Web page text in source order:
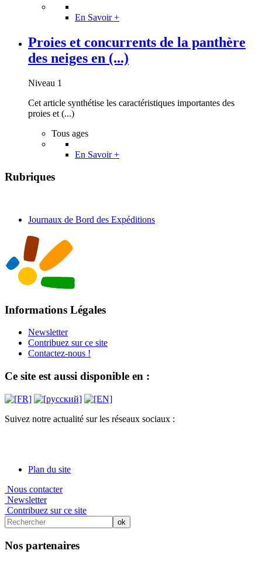
En Savoir +
Proies et concurrents de la panthère
des neiges en (...)
Niveau 1
Cet article synthétise les caractéristiques importantes des
proies et (...)
Tous ages
En Savoir +
Rubriques
Journaux de Bord des Expéditions
Informations Légales
Newsletter
Contribuez sur ce site
Contactez-nous !
Ce site est aussi disponible en :
Suivez notre actualité sur les réseaux sociaux :
Plan du site
Nous contacter
Newsletter
Contribuez sur ce site
Nos partenaires